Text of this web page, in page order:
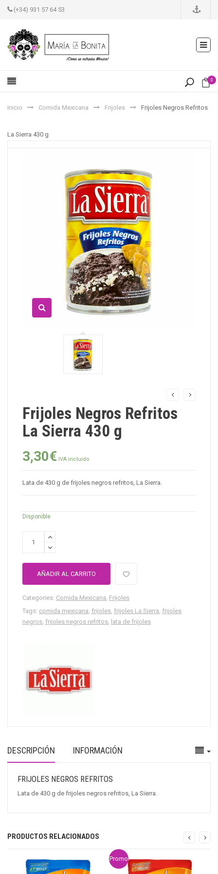
(+34) 931 57 64 53
0
Inicio Comida Mexicana Frijoles Frijoles Negros Refritos
La Sierra 430 g
Frijoles Negros Refritos
La Sierra 430 g
3,30€ IVA incluido
Lata de 430 g de frijoles negros refritos, La Sierra.
Disponible
AÑADIR AL CARRITO
Categories: Comida Mexicana, Frijoles
Tags: comida mexicana, frijoles, frijoles La Sierra, frijoles
negros, frijoles negros refritos, lata de frijoles
DESCRIPCIÓN INFORMACIÓN
FRIJOLES NEGROS REFRITOS
Lata de 430 g de frijoles negros refritos, La Sierra.
PRODUCTOS RELACIONADOS
Promo